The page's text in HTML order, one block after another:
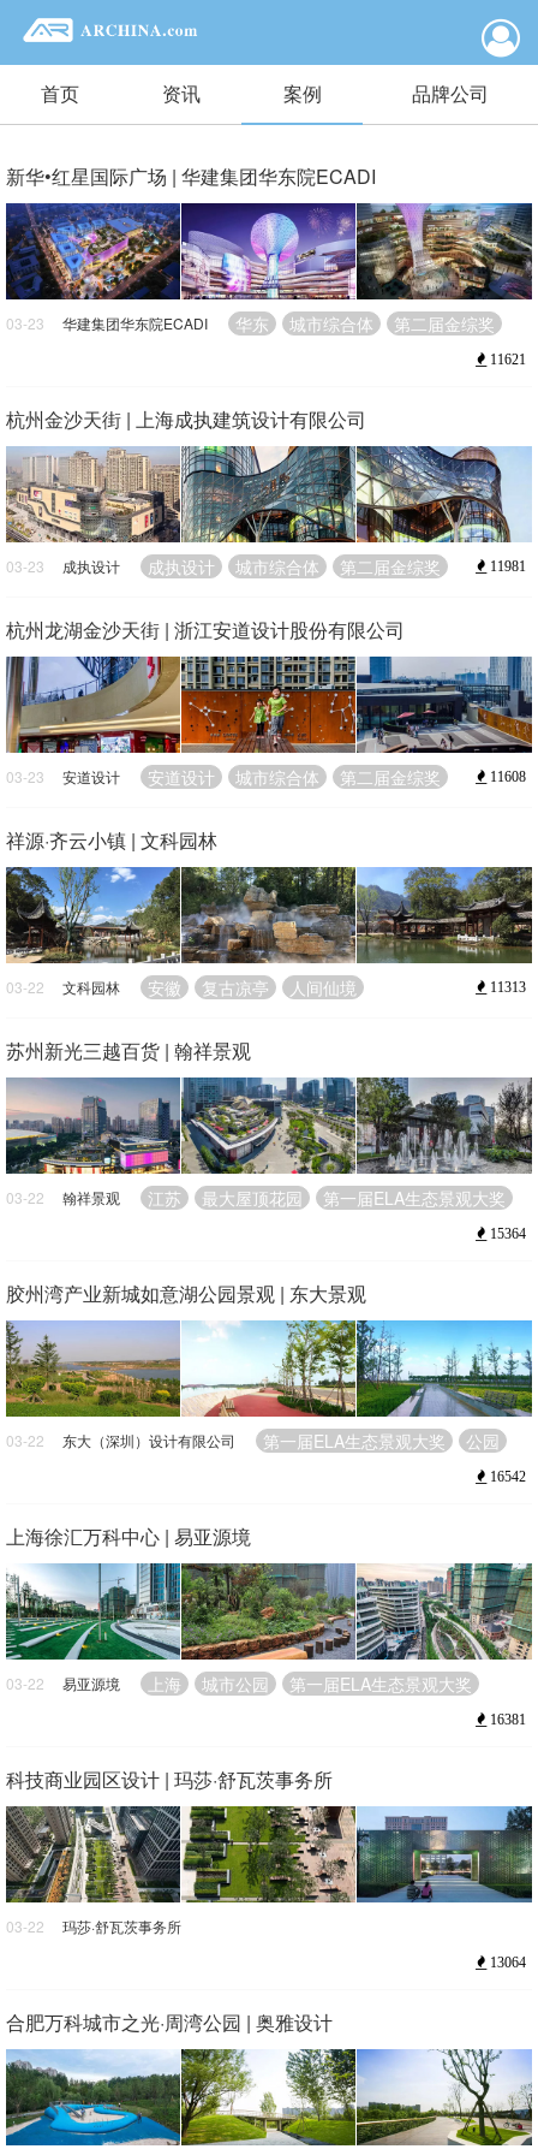
首页 资讯 案例 品牌公司
新华•红星国际广场 | 华建集团华东院ECADI
03-23 华建集团华东院ECADI 华东 城市综合体 第二届金综奖
11621
杭州金沙天街 | 上海成执建筑设计有限公司
03-23 成执设计 成执设计 城市综合体 第二届金综奖 11981
杭州龙湖金沙天街 | 浙江安道设计股份有限公司
03-23 安道设计 安道设计 城市综合体 第二届金综奖 11608
祥源·齐云小镇 | 文科园林
03-22 文科园林 安徽 复古凉亭 人间仙境 11313
苏州新光三越百货 | 翰祥景观
03-22 翰祥景观 江苏 最大屋顶花园 第一届ELA生态景观大奖
15364
胶州湾产业新城如意湖公园景观 | 东大景观
03-22 东大（深圳）设计有限公司 第一届ELA生态景观大奖 公园
16542
上海徐汇万科中心 | 易亚源境
03-22 易亚源境 上海 城市公园 第一届ELA生态景观大奖
16381
科技商业园区设计 | 玛莎·舒瓦茨事务所
03-22 玛莎·舒瓦茨事务所
第一届ELA生态景观大奖
13064
合肥万科城市之光·周湾公园 | 奥雅设计